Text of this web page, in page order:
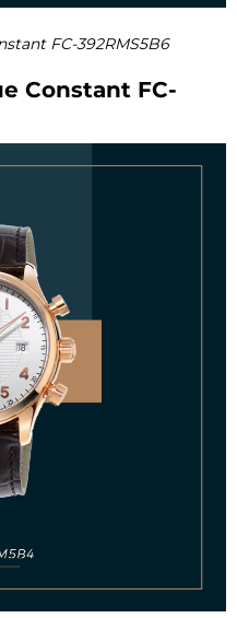
FC-392RMS5B6
Constant FC-